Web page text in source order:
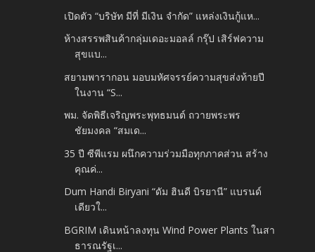
เปิดตัว “บริษัท มีที่ มีเงิน จำกัด” แหล่งเงินกู้แห...
ห้างสรรพสินค้ากลุ่มเดอะมอลล์ กรุ๊ป เสิร์ฟความ
สุขแบ...
สยามพารากอน มอบมหัศจรรย์ความสุขส่งท้ายปี
ในงาน “S...
พม. จัดพิธีเจริญพระพุทธมนต์ ถวายพระพร
ชัยมงคล “สมเด...
35 ปี ซีพีแรม ผนึกความร่วมมือทุกภาคส่วน สร้าง
คุณค่...
Dum Handi Biryani “ดัม ฮินดี บิรยานี” แบรนด์
เดียวใ...
BGRIM เดินหน้าลงทุน Wind Power Plants ในสา
ธารณรัฐเ...